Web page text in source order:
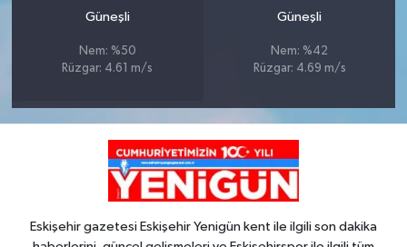
Güneşli
Nem: %50
Rüzgar: 4.61 m/s
Güneşli
Nem: %42
Rüzgar: 4.69 m/s
Eskişehir gazetesi Eskişehir Yenigün kent ile ilgili son dakika